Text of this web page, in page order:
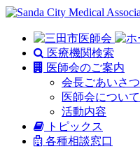
医療機関検索
医師会のご案内
会長ごあいさつ
医師会について
活動内容
トピックス
各種相談窓口